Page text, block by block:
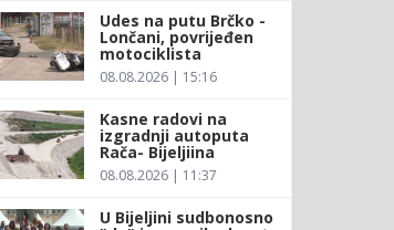
Udes na putu Brčko -
Lončani, povrijeđen
motociklista
08.08.2026 | 15:16
Kasne radovi na
izgradnji autoputa
Rača- Bijeljiina
08.08.2026 | 11:37
U Bijeljini sudbonosno